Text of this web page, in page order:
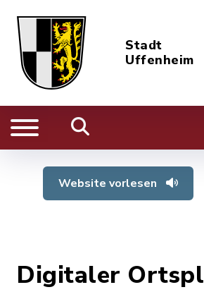
Stadt
Uffenheim
Website vorlesen
Digitaler